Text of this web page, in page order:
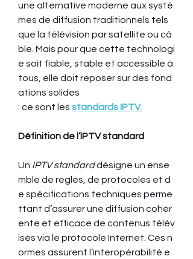
une alternative moderne aux systè
mes de diffusion traditionnels tels
que la télévision par satellite ou câ
ble. Mais pour que cette technologi
e soit fiable, stable et accessible à
tous, elle doit reposer sur des fond
ations solides
: ce sont les standards IPTV.
Définition de l’IPTV standard
Un IPTV standard désigne un ense
mble de règles, de protocoles et d
e spécifications techniques perme
ttant d’assurer une diffusion cohér
ente et efficace de contenus télév
isés via le protocole Internet. Ces n
ormes assurent l’interopérabilité e